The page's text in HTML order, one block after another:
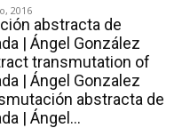
2016
abstracta de
| Ángel González
transmutation of
| Ángel Gonzalez
abstracta de
| Ángel...